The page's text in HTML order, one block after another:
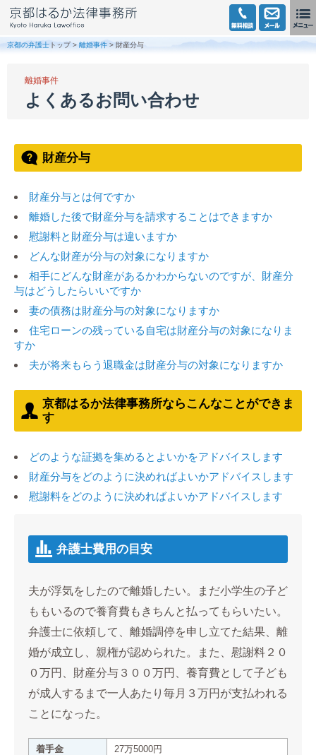
京都の弁護士 トップ > 離婚事件 > 財産分与
離婚事件
よくあるお問い合わせ
財産分与
財産分与とは何ですか
離婚した後で財産分与を請求することはできますか
慰謝料と財産分与は違いますか
どんな財産が分与の対象になりますか
相手にどんな財産があるかわからないのですが、財産分
与はどうしたらいいですか
妻の債務は財産分与の対象になりますか
住宅ローンの残っている自宅は財産分与の対象になりま
すか
夫が将来もらう退職金は財産分与の対象になりますか
京都はるか法律事務所ならこんなことができま
す
どのような証拠を集めるとよいかをアドバイスします
財産分与をどのように決めればよいかアドバイスします
慰謝料をどのように決めればよいかアドバイスします
弁護士費用の目安
夫が浮気をしたので離婚したい。まだ小学生の子ど
ももいるので養育費もきちんと払ってもらいたい。
弁護士に依頼して、離婚調停を申し立てた結果、離
婚が成立し、親権が認められた。また、慰謝料２０
０万円、財産分与３００万円、養育費として子ども
が成人するまで一人あたり毎月３万円が支払われる
ことになった。
着手金 27万5000円